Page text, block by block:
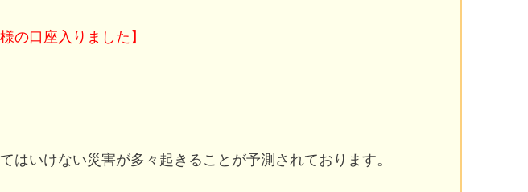
の口座入りました】
いけない災害が多々起きることが予測されております。